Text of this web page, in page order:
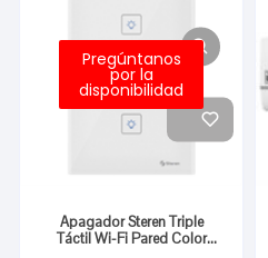
Pregúntanos
por la
disponibilidad
Apagador Steren Triple
Táctil Wi-Fi Pared Color